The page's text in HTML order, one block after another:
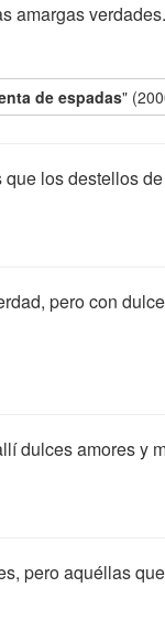
amargas verdades.
de espadas"
los destellos
pero con
dulces amores y
pero aquéllas